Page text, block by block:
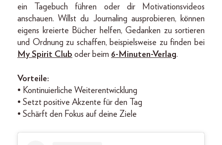
ein Tagebuch führen oder dir Motivationsvideos
anschauen. Willst du Journaling ausprobieren, können
eigens kreierte Bücher helfen, Gedanken zu sortieren
und Ordnung zu schaffen, beispielsweise zu finden bei
My Spirit Club oder beim 6-Minuten-Verlag.
Vorteile:
• Kontinuierliche Weiterentwicklung
• Setzt positive Akzente für den Tag
• Schärft den Fokus auf deine Ziele